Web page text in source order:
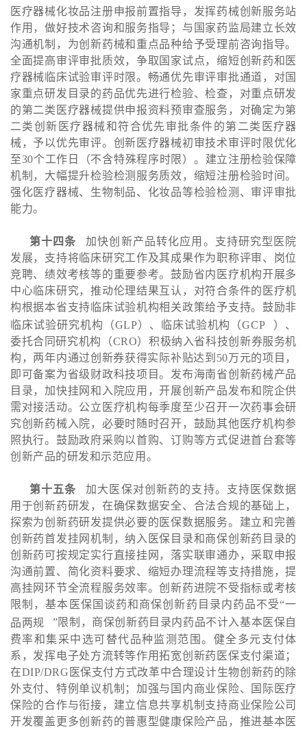
医疗器械化妆品注册申报前置指导，发挥药械创新服务站
作用，做好技术咨询和服务指导；与国家药监局建立长效
沟通机制，为创新药械和重点品种给予受理前咨询指导。
全面提高审评审批质效，争取国家试点，缩短创新药和医
疗器械临床试验审评时限。畅通优先审评审批通道，对国
家重点研发目录的药品优先进行检验、检查，对重点研发
的第二类医疗器械提供申报资料预审查服务，对确定为第
二类创新医疗器械和符合优先审批条件的第二类医疗器
械，予以优先审评。创新医疗器械初审技术审评时限优化
至30个工作日（不含特殊程序时限）。建立注册检验保障
机制，大幅提升检验检测服务质效，缩短注册检验时间。
强化医疗器械、生物制品、化妆品等检验检测、审评审批
能力。
第十四条 加快创新产品转化应用。支持研究型医院
发展，支持将临床研究工作及其成果作为职称评审、岗位
竞聘、绩效考核等的重要参考。鼓励省内医疗机构开展多
中心临床研究，推动伦理结果互认，对符合条件的医疗机
构根据本省支持临床试验机构相关政策给予支持。鼓励非
临床试验研究机构（GLP）、临床试验机构（GCP
）、
委托合同研究机构（CRO）积极纳入省科技创新券服务机
构，两年内通过创新券获得实际补贴达到50万元的项目，
即可备案为省级财政科技项目。发布海南省创新药械产品
目录，加快挂网和入院应用，开展创新产品发布和院企供
需对接活动。公立医疗机构每季度至少召开一次药事会研
究创新药械入院，必要时随时召开，鼓励其他医疗机构参
照执行。鼓励政府采购以首购、订购等方式促进首台套等
创新产品的研发和示范应用。
第十五条 加大医保对创新药的支持。支持医保数据
用于创新药研发，在确保数据安全、合法合规的基础上，
探索为创新药研发提供必要的医保数据服务。建立和完善
创新药首发挂网机制，纳入医保目录和商保创新药目录的
创新药可按规定实行直接挂网，落实联审通办，采取申报
沟通前置、简化资料要求、缩短办理流程等支持措施，提
高挂网环节全流程服务效率。创新药进院不受指标或考核
限制，基本医保国谈药和商保创新药目录内药品不受“一
品两规
”限制，商保创新药目录内药品不计入基本医保自
费率和集采中选可替代品种监测范围。健全多元支付体
系，发挥电子处方流转等作用拓宽创新药医保支付渠道；
在DIP/DRG医保支付方式改革中合理设计生物创新药的除
外支付、特例单议机制；加强与国内商业保险、国际医疗
保险的合作与衔接，建立信息共享机制支持商业保险公司
开发覆盖更多创新药的普惠型健康保险产品，推进基本医